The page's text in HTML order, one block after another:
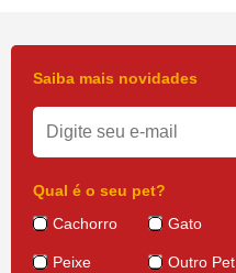
Saiba mais novidades
Qual é o seu pet?
Cachorro
Gato
Peixe Outro Pet